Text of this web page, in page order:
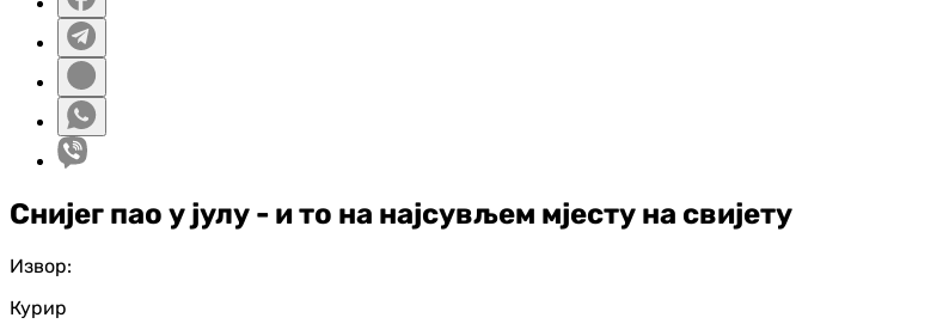
Снијег пао у јулу - и то на најсувљем мјесту на свијету
Извор:
Курир